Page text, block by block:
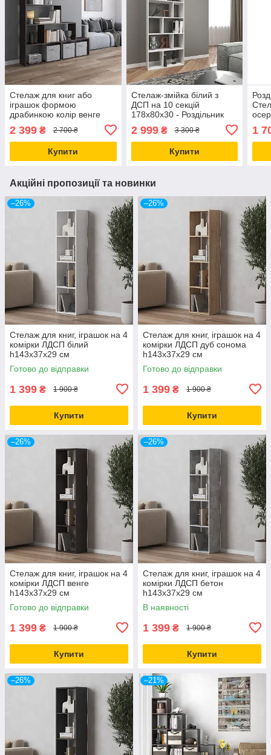
Стелаж для книг або
іграшок формою
драбинкою колір венге
2 399 ₴ 2 700 ₴
Купити
Стелаж-змійка білий з
ДСП на 10 секцій
178х80х30 - Роздільник
2 999₴ 3 300 ₴
Купити
1
Акційні пропозиції та новинки
–26%
Стелаж для книг, іграшок на 4
комірки ЛДСП білий
h143х37х29 см
Готово до відправки
1 399 ₴ 1 900 ₴
Купити
–26%
Стелаж для книг, іграшок на 4
комірки ЛДСП дуб сонома
h143х37х29 см
Готово до відправки
1 399 ₴ 1 900 ₴
Купити
–26%
Стелаж для книг, іграшок на 4
комірки ЛДСП венге
h143х37х29 см
Готово до відправки
1 399 ₴ 1 900 ₴
Купити
–26%
Стелаж для книг, іграшок на 4
комірки ЛДСП бетон
h143х37х29 см
В наявності
1 399 ₴ 1 900 ₴
Купити
–26% –21%